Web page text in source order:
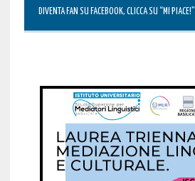
DIVENTA FAN SU FACEBOOK, CLICCA SU “MI PIACE!”